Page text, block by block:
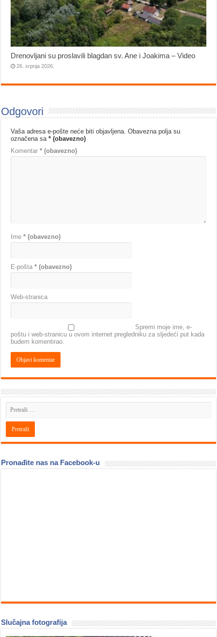
Drenovljani su proslavili blagdan sv. Ane i Joakima – Video
26. srpnja 2026.
Odgovori
Vaša adresa e-pošte neće biti objavljena. Obavezna polja su
označena sa* (obavezno)
Komentar* (obavezno)
Ime* (obavezno)
E-pošta* (obavezno)
Web-stranica
Spremi moje ime, e-
poštu i web-stranicu u ovom internet pregledniku za sljedeći put kada
budem komentirao.
Pronađite nas na Facebook-u
Slučajna fotografija